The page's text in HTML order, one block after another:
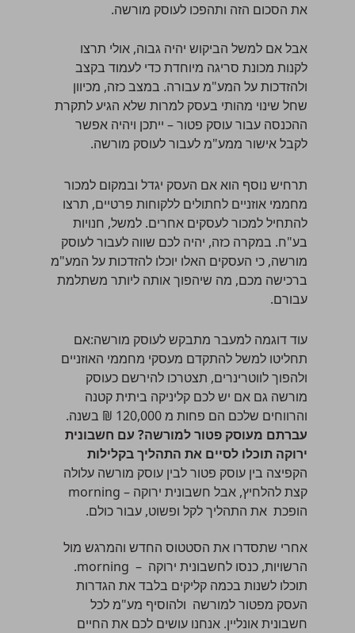
את הסכום הזה ותהפכו לעוסק מורשה.
אבל אם למשל הביקוש יהיה גבוה, אולי תרצו
לקנות מכונת סריגה מיוחדת כדי לעמוד בקצב
ולהזדכות על המע"מ עבורה. במצב כזה, מכיוון
שחל שינוי מהותי בעסק למרות שלא הגיע לתקרת
ההכנסה עבור עוסק פטור – ייתכן ויהיה אפשר
לקבל אישור ממע"מ לעבור לעוסק מורשה.
תרחיש נוסף הוא אם העסק יגדל ובמקום למכור
מחממי אוזניים לחתולים ללקוחות פרטיים, תרצו
להתחיל למכור לעסקים אחרים. למשל, חנויות
בע"ח. במקרה כזה, יהיה לכם שווה לעבור לעוסק
מורשה, כי העסקים האלו יוכלו להזדכות על המע"מ
ברכישה מכם, מה שיהפוך אותה ליותר משתלמת
עבורם.
עוד דוגמה למעבר מתבקש לעוסק מורשה:אם
תחליטו למשל להתקדם מעסקי מחממי האוזניים
ולהפוך לווטרינרים, תצטרכו להירשם כעוסק
מורשה גם אם יש לכם קליניקה ביתית קטנה
והרווחים שלכם הם פחות מ 120,000 ₪ בשנה.
עברתם מעוסק פטור למורשה? עם חשבונית
ירוקה תוכלו לסיים את התהליך בקלילות
הקפיצה ביןעוסק פטור לבין עוסק מורשה עלולה
קצת להלחיץ, אבל חשבונית ירוקה – morning
הופכת את התהליך לקל ופשוט, עבור כולם.
אחרי שתסדרו את הסטטוס החדש והמרגש מול
הרשויות, כנסו לחשבונית ירוקה – morning.
תוכלו לשנות בכמה קליקים בלבד את הגדרות
העסק מפטור למורשה ולהוסיף מע"מ לכל
חשבונית אונליין. אנחנו עושים לכם את החיים